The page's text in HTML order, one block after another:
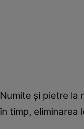
Numite şi pietre la
în timp, eliminarea